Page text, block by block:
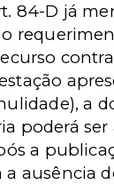
84-D já
a
poderá ser
a
ausência